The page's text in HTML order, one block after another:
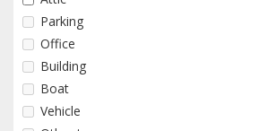
Parking
Office
Building
Boat
Vehicle